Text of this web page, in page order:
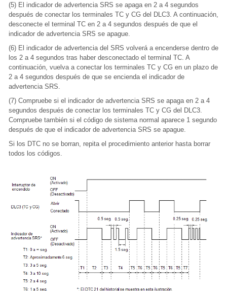
(5) El indicador de advertencia SRS se apaga en 2 a 4 segundos
después de conectar los terminales TC y CG del DLC3. A continuación,
desconecte el terminal TC en 2 a 4 segundos después de que el
indicador de advertencia SRS se apague.
(6) El indicador de advertencia del SRS volverá a encenderse dentro de
los 2 a 4 segundos tras haber desconectado el terminal TC. A
continuación, vuelva a conectar los terminales TC y CG en un plazo de
2 a 4 segundos después de que se encienda el indicador de
advertencia SRS.
(7) Compruebe si el indicador de advertencia SRS se apaga en 2 a 4
segundos después de conectar los terminales TC y CG del DLC3.
Compruebe también si el código de sistema normal aparece 1 segundo
después de que el indicador de advertencia SRS se apague.
Si los DTC no se borran, repita el procedimiento anterior hasta borrar
todos los códigos.